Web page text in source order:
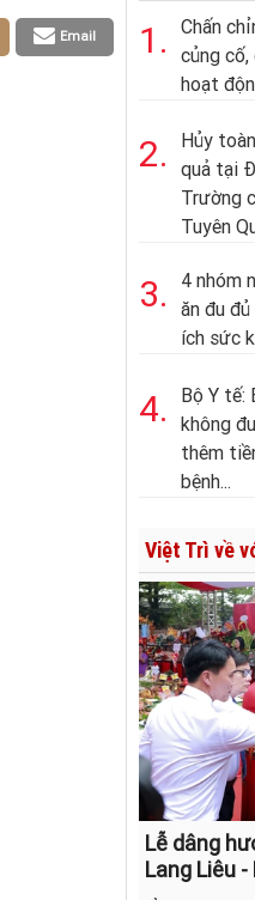
Email 1.
Chấn
củng
hoạt
2.
Hủy
quả tại
Trường
Tuyên
3.
4 nhóm
ăn đu
ích sức
4.
Bộ Y tế:
không
thêm
bệnh...
Việt Trì về
Lễ dâng
Lang Liêu